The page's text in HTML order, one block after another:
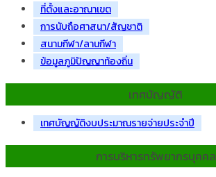
ที่ตั้งและอาณาเขต
การนับถือศาสนา/สัญชาติ
สนามกีฬา/ลานกีฬา
ข้อมูลภูมิปัญญาท้องถิ่น
เทศบัญญัติ
เทศบัญญัติงบประมาณรายจ่ายประจำปี
การบริหารทรัพยากรบุคคล